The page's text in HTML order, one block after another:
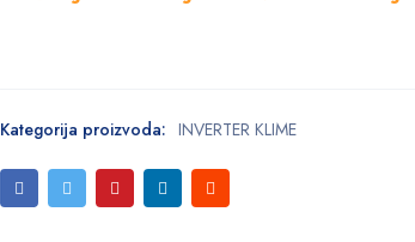
Kategorija proizvoda: INVERTER KLIME